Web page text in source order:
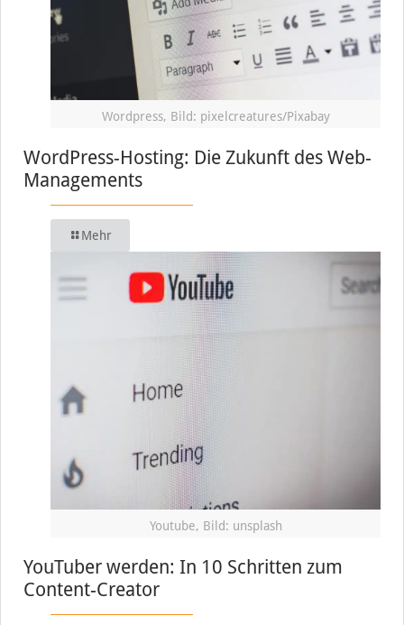
Wordpress, Bild: pixelcreatures/Pixabay
WordPress-Hosting: Die Zukunft des Web-
Managements
Mehr
Youtube, Bild: unsplash
YouTuber werden: In 10 Schritten zum
Content-Creator